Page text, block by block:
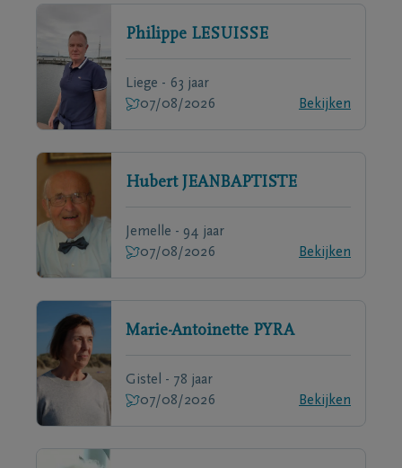
Philippe LESUISSE
Liege - 63 jaar
07/08/2026
Bekijken
Hubert JEANBAPTISTE
Jemelle - 94 jaar
07/08/2026
Bekijken
Marie-Antoinette PYRA
Gistel - 78 jaar
07/08/2026
Bekijken